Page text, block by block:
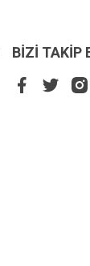
BİZİ TAKİP